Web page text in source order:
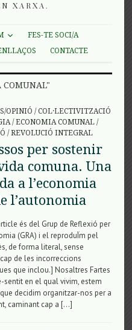
XARXA.
FES-TE SOCI/A
CONTACTE
COMUNAL"
OPINIÓ /COL·LECTIVITZACIÓ
/ECONOMIA COMUNAL/
/REVOLUCIÓ INTEGRAL
per sostenir
comuna. Una
a l’economia
l’autonomia
és del Grup de Reflexió per
(GRA) i el reproduÏm pel
de forma literal, sense
de les incorreccions
que inclou.] Nosaltres Far­tes
sen­tit en el qual vivim, estem
deci­dim orga­nit­zar-nos per a
cami­nant cap a […]